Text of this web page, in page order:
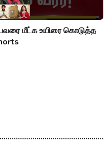
மீட்க உயிரை கொடுத்த